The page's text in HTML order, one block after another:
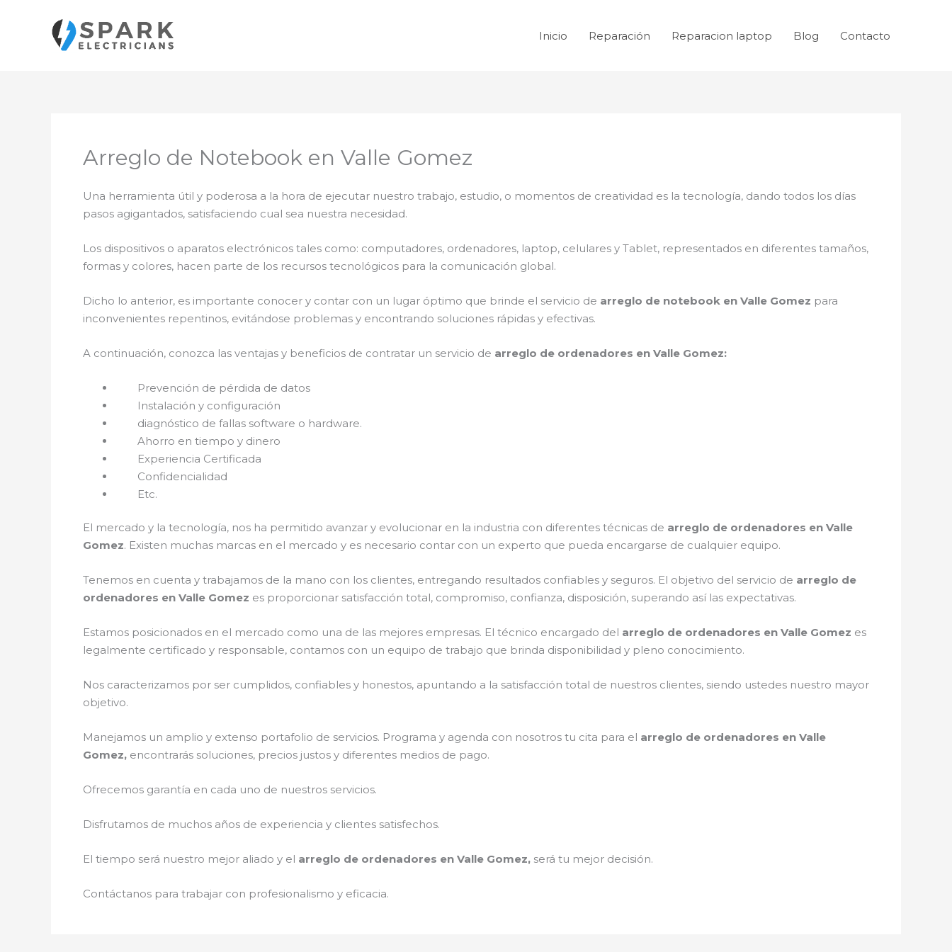
contenido
Inicio Reparación Reparacion laptop Blog Contacto
Arreglo de Notebook en Valle Gomez
Una herramienta útil y poderosa a la hora de ejecutar nuestro trabajo, estudio, o momentos de creatividad es la tecnología, dando todos los días
pasos agigantados, satisfaciendo cual sea nuestra necesidad.
Los dispositivos o aparatos electrónicos tales como: computadores, ordenadores, laptop, celulares y Tablet, representados en diferentes tamaños,
formas y colores, hacen parte de los recursos tecnológicos para la comunicación global.
Dicho lo anterior, es importante conocer y contar con un lugar óptimo que brinde el servicio de arreglo de notebook en Valle Gomez para
inconvenientes repentinos, evitándose problemas y encontrando soluciones rápidas y efectivas.
A continuación, conozca las ventajas y beneficios de contratar un servicio de arreglo de ordenadores en Valle Gomez:
Prevención de pérdida de datos
Instalación y configuración
diagnóstico de fallas software o hardware.
Ahorro en tiempo y dinero
Experiencia Certificada
Confidencialidad
Etc.
El mercado y la tecnología, nos ha permitido avanzar y evolucionar en la industria con diferentes técnicas de arreglo de ordenadores en Valle
Gomez. Existen muchas marcas en el mercado y es necesario contar con un experto que pueda encargarse de cualquier equipo.
Tenemos en cuenta y trabajamos de la mano con los clientes, entregando resultados confiables y seguros. El objetivo del servicio de arreglo de
ordenadores en Valle Gomez es proporcionar satisfacción total, compromiso, confianza, disposición, superando así las expectativas.
Estamos posicionados en el mercado como una de las mejores empresas. El técnico encargado del arreglo de ordenadores en Valle Gomez es
legalmente certificado y responsable, contamos con un equipo de trabajo que brinda disponibilidad y pleno conocimiento.
Nos caracterizamos por ser cumplidos, confiables y honestos, apuntando a la satisfacción total de nuestros clientes, siendo ustedes nuestro mayor
objetivo.
Manejamos un amplio y extenso portafolio de servicios. Programa y agenda con nosotros tu cita para el arreglo de ordenadores en Valle
Gomez, encontrarás soluciones, precios justos y diferentes medios de pago.
Ofrecemos garantía en cada uno de nuestros servicios.
Disfrutamos de muchos años de experiencia y clientes satisfechos.
El tiempo será nuestro mejor aliado y el arreglo de ordenadores en Valle Gomez, será tu mejor decisión.
Contáctanos para trabajar con profesionalismo y eficacia.